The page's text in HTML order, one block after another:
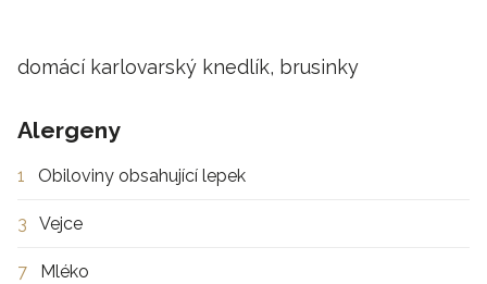
domácí karlovarský knedlík, brusinky
Alergeny
1 Obiloviny obsahující lepek
3 Vejce
7 Mléko